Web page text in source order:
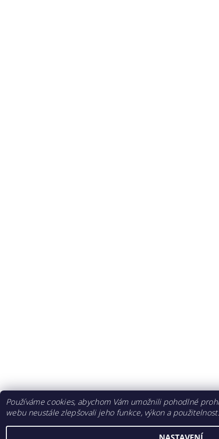
Používáme cookies, abychom Vám umožnili pohodlné
webu neustále zlepšovali jeho funkce, výkon a použitelnost.